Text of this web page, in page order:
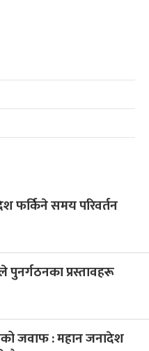
फर्किने समय परिवर्तन
पुनर्गठनका प्रस्तावहरू
जवाफ : महान जनादेश